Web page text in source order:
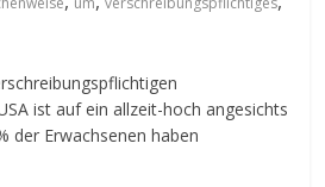
ist auf ein allzeit-hoch angesichts
der Erwachsenen haben